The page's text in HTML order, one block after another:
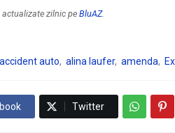
zilnic pe BluAZ.
accident auto alina laufer amenda
Twitter